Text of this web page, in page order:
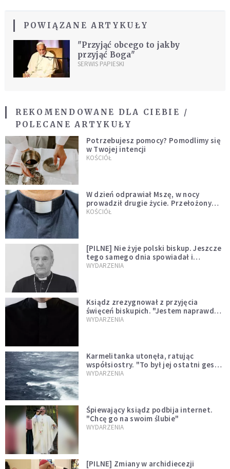
POWIĄZANE ARTYKUŁY
"Przyjąć obcego to jakby
przyjąć Boga"
SERWIS PAPIESKI
REKOMENDOWANE DLA CIEBIE /
POLECANE ARTYKUŁY
Potrzebujesz pomocy? Pomodlimy się
w Twojej intencji
KOŚCIÓŁ
W dzień odprawiał Mszę, w nocy
prowadził drugie życie. Przełożony
kazał mu opuścić zakon
KOŚCIÓŁ
[PILNE] Nie żyje polski biskup. Jeszcze
tego samego dnia spowiadał i
sprawował Mszę świętą
WYDARZENIA
Ksiądz zrezygnował z przyjęcia
święceń biskupich. "Jestem naprawdę
niegodny"
WYDARZENIA
Karmelitanka utonęła, ratując
współsiostry. "To był jej ostatni gest
miłości"
WYDARZENIA
Śpiewający ksiądz podbija internet.
"Chcę go na swoim ślubie"
WYDARZENIA
[PILNE] Zmiany w archidiecezji